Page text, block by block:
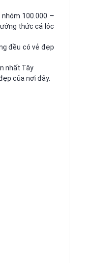
100.000 –
thức cá lóc
đều có vẻ đẹp
nhất Tây
của nơi đây.